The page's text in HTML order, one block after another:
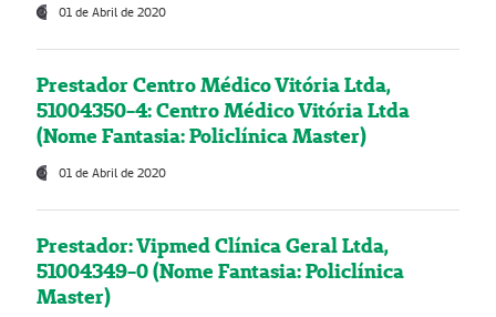
01 de Abril de 2020
Prestador Centro Médico Vitória Ltda,
51004350-4: Centro Médico Vitória Ltda
(Nome Fantasia: Policlínica Master)
01 de Abril de 2020
Prestador: Vipmed Clínica Geral Ltda,
51004349-0 (Nome Fantasia: Policlínica
Master)